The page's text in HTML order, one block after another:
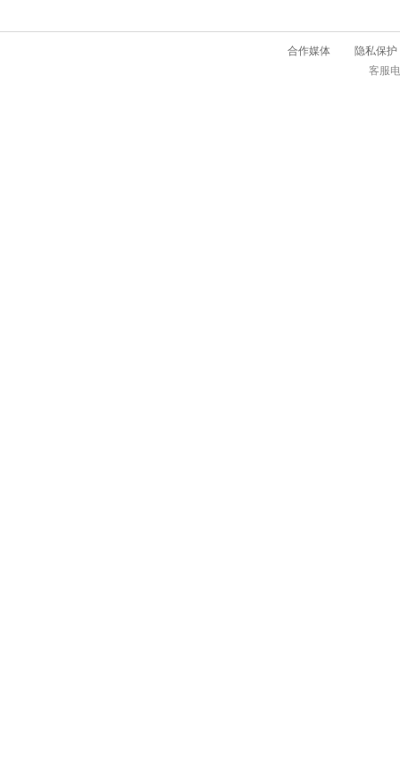
合作媒体
隐私保护
客服